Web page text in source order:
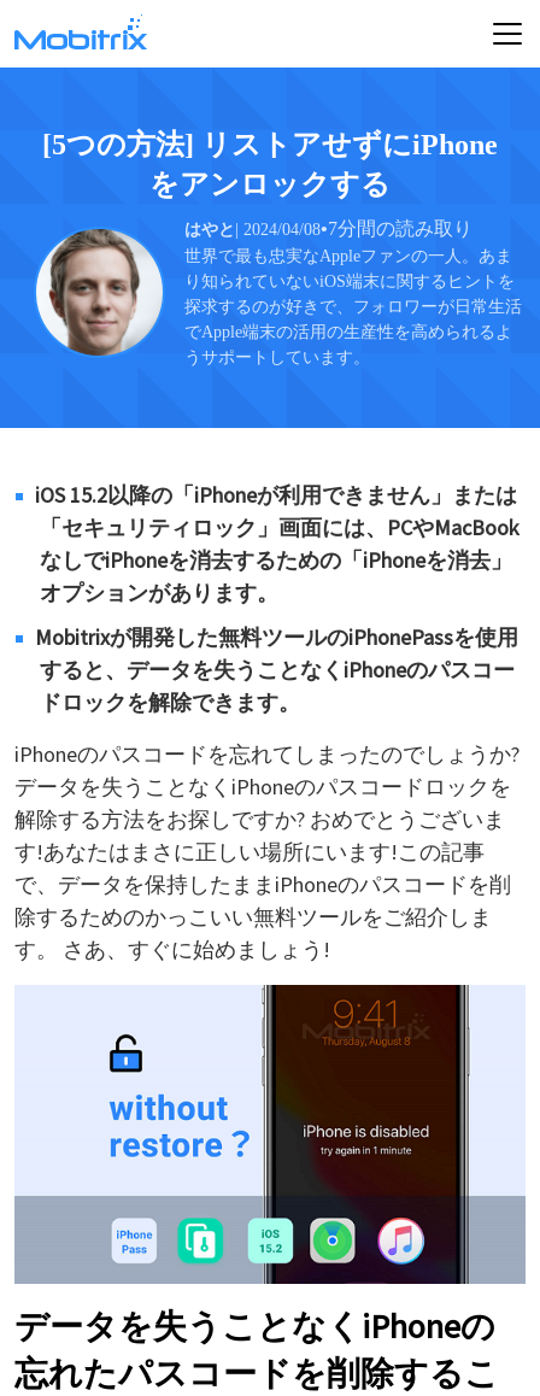
[5つの方法] リストアせずにiPhone
をアンロックする
はやと | 2024/04/08•7分間の読み取り
世界で最も忠実なAppleファンの一人。あま
り知られていないiOS端末に関するヒントを
探求するのが好きで、フォロワーが日常生活
でApple端末の活用の生産性を高められるよ
うサポートしています。
iOS 15.2以降の「iPhoneが利用できません」または
「セキュリティロック」画面には、PCやMacBook
なしでiPhoneを消去するための「iPhoneを消去」
オプションがあります。
Mobitrixが開発した無料ツールのiPhonePassを使用
すると、データを失うことなくiPhoneのパスコー
ドロックを解除できます。
iPhoneのパスコードを忘れてしまったのでしょうか?
データを失うことなくiPhoneのパスコードロックを
解除する方法をお探しですか? おめでとうございま
す!あなたはまさに正しい場所にいます!この記事
で、データを保持したままiPhoneのパスコードを削
除するためのかっこいい無料ツールをご紹介しま
す。 さあ、すぐに始めましょう!
データを失うことなくiPhoneの
忘れたパスコードを削除するこ